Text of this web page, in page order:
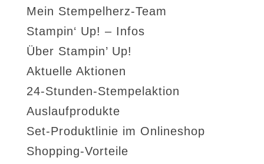
Mein Stempelherz-Team
Stampin‘ Up! – Infos
Über Stampin’ Up!
Aktuelle Aktionen
24-Stunden-Stempelaktion
Auslaufprodukte
Set-Produktlinie im Onlineshop
Shopping-Vorteile